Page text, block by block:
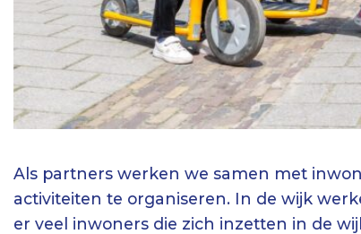
Als partners werken we samen met
activiteiten te organiseren. In de wijk
er veel inwoners die zich inzetten in de